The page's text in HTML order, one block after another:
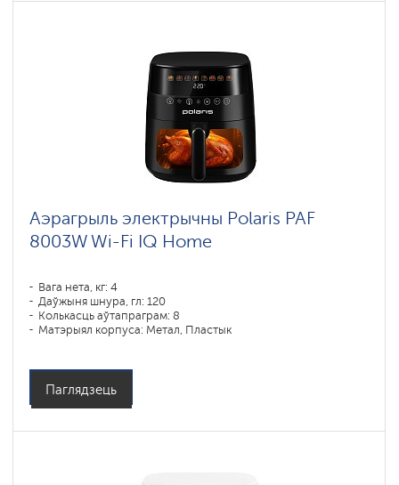
Аэрагрыль электрычны Polaris PAF
8003W Wi-Fi IQ Home
Вага нета, кг: 4
Даўжыня шнура, гл: 120
Колькасць аўтапраграм: 8
Матэрыял корпуса: Метал, Пластык
Праграмы падрыхтоўкі: пирог, запекание, выпечка, пицца,
фритюр, гриль
Паглядзець